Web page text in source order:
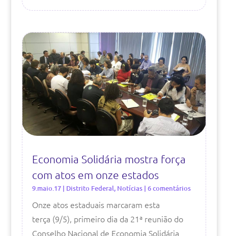
Economia Solidária mostra força
com atos em onze estados
9.maio.17| Distrito Federal, Notícias| 6 comentários
Onze atos estaduais marcaram esta
terça (9/5), primeiro dia da 21ª reunião do
Conselho Nacional de Economia Solidária